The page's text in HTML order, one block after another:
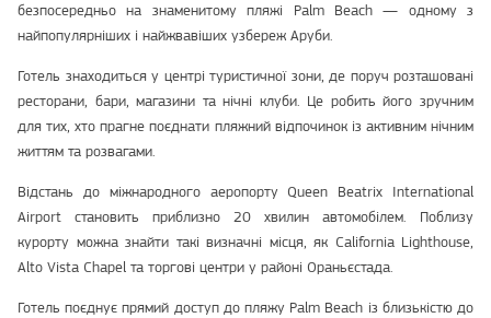
безпосередньо на знаменитому пляжі Palm Beach — одному з
найпопулярніших і найжвавіших узбереж Аруби.
Готель знаходиться у центрі туристичної зони, де поруч розташовані
ресторани, бари, магазини та нічні клуби. Це робить його зручним
для тих, хто прагне поєднати пляжний відпочинок із активним нічним
життям та розвагами.
Відстань до міжнародного аеропорту Queen Beatrix International
Airport становить приблизно 20 хвилин автомобілем. Поблизу
курорту можна знайти такі визначні місця, як California Lighthouse,
Alto Vista Chapel та торгові центри у районі Ораньєстада.
Готель поєднує прямий доступ до пляжу Palm Beach із близькістю до